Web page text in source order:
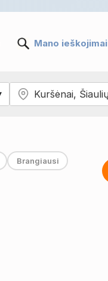
Mano ieškojimai
Brangiausi